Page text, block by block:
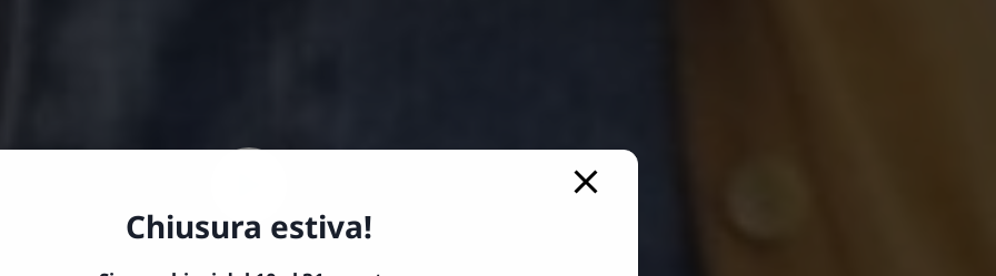
Chiusura estiva!